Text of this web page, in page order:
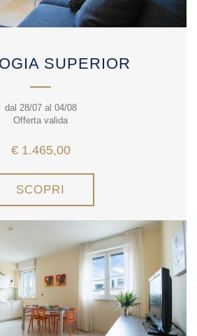
SUPERIOR
dal 28/07 al 04/08
Offerta valida
€ 1.465,00
SCOPRI